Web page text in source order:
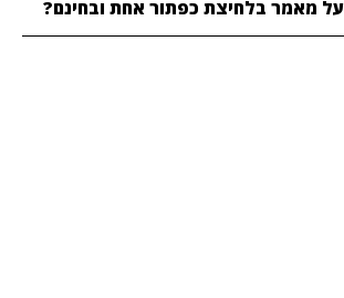
מאמר בלחיצת כפתור אחת ובחינם?